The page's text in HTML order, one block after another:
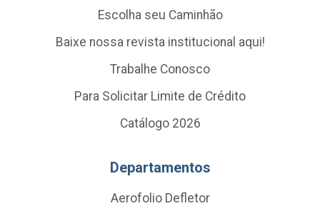
Escolha seu Caminhão
Baixe nossa revista institucional aqui!
Trabalhe Conosco
Para Solicitar Limite de Crédito
Catálogo 2026
Departamentos
Aerofolio Defletor